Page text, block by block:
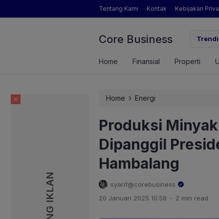
Tentang Kami Kontak Kebijakan
Core Business
Pertanian yang Dimaksud Mentan Amran?
Home Finansial Properti
Home › Energi
Produksi
Dipanggil
Hambalang
syarif@corebusiness
20 Januari 2025 10:58 . 2 min read